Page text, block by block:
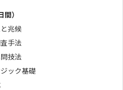
）
兆候
手法
技法
ック基礎